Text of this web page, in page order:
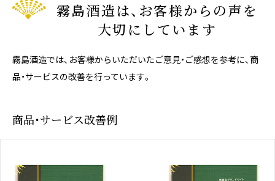
霧島酒造は、お客様からの声を
大切にしています
霧島酒造では、お客様からいただいたご意見・ご感想を参考に、商
品・サービスの改善を行っています。
商品・サービス改善例